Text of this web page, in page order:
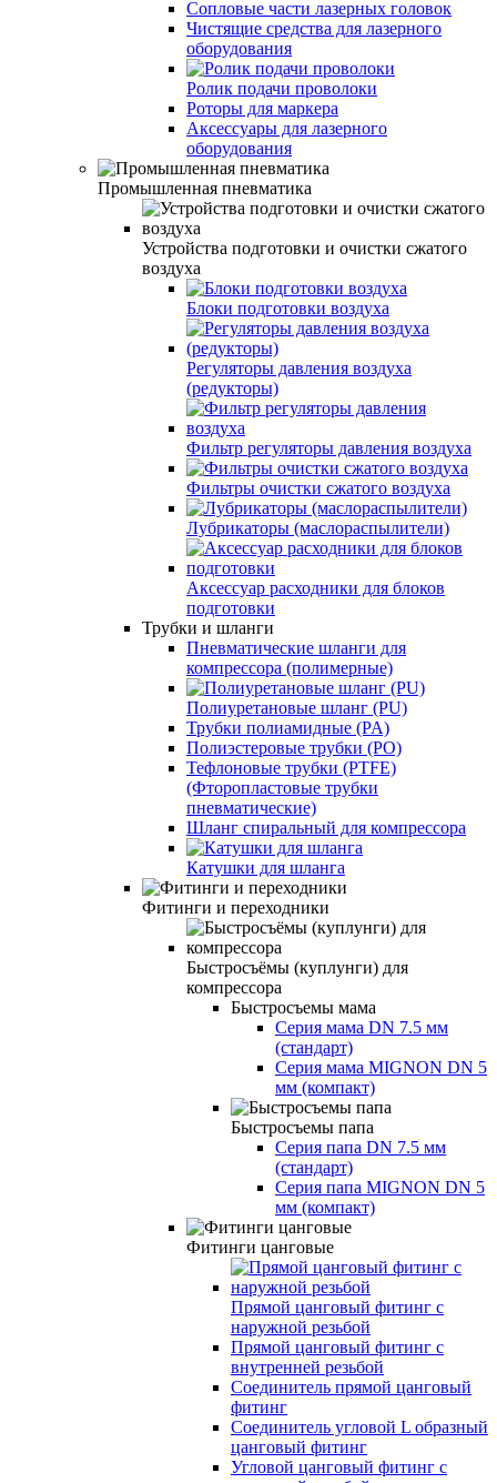
Сопловые части лазерных головок
Чистящие средства для лазерного
оборудования
Ролик подачи проволоки
Роторы для маркера
Аксессуары для лазерного
оборудования
Промышленная пневматика
Устройства подготовки и очистки сжатого
воздуха
Блоки подготовки воздуха
Регуляторы давления воздуха
(редукторы)
Фильтр регуляторы давления воздуха
Фильтры очистки сжатого воздуха
Лубрикаторы (маслораспылители)
Аксессуар расходники для блоков
подготовки
Трубки и шланги
Пневматические шланги для
компрессора (полимерные)
Полиуретановые шланг (PU)
Трубки полиамидные (PA)
Полиэстеровые трубки (PO)
Тефлоновые трубки (PTFE)
(Фторопластовые трубки
пневматические)
Шланг спиральный для компрессора
Катушки для шланга
Фитинги и переходники
Быстросъёмы (куплунги) для
компрессора
Быстросъемы мама
Серия мама DN 7.5 мм
(стандарт)
Серия мама MIGNON DN 5
мм (компакт)
Быстросъемы папа
Серия папа DN 7.5 мм
(стандарт)
Серия папа MIGNON DN 5
мм (компакт)
Фитинги цанговые
Прямой цанговый фитинг с
наружной резьбой
Прямой цанговый фитинг с
внутренней резьбой
Соединитель прямой цанговый
фитинг
Соединитель угловой L образный
цанговый фитинг
Угловой цанговый фитинг с